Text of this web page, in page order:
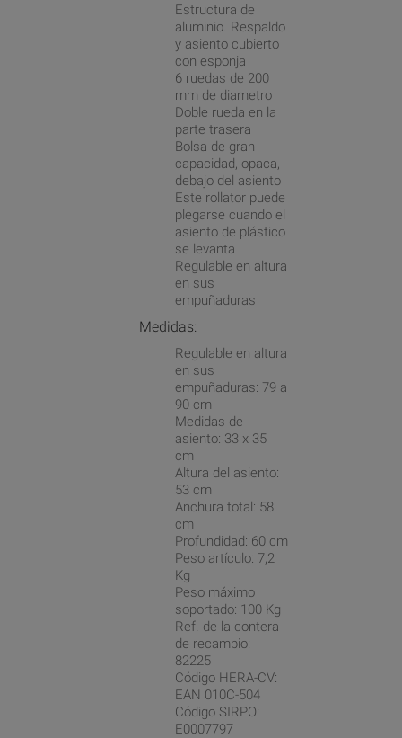
Estructura de
aluminio. Respaldo
y asiento cubierto
con esponja
6 ruedas de 200
mm de diametro
Doble rueda en la
parte trasera
Bolsa de gran
capacidad, opaca,
debajo del asiento
Este rollator puede
plegarse cuando el
asiento de plástico
se levanta
Regulable en altura
en sus
empuñaduras
Medidas:
Regulable en altura
en sus
empuñaduras: 79 a
90 cm
Medidas de
asiento: 33 x 35
cm
Altura del asiento:
53 cm
Anchura total: 58
cm
Profundidad: 60 cm
Peso artículo: 7,2
Kg
Peso máximo
soportado: 100 Kg
Ref. de la contera
de recambio:
82225
Código HERA-CV:
EAN 010C-504
Código SIRPO:
E0007797